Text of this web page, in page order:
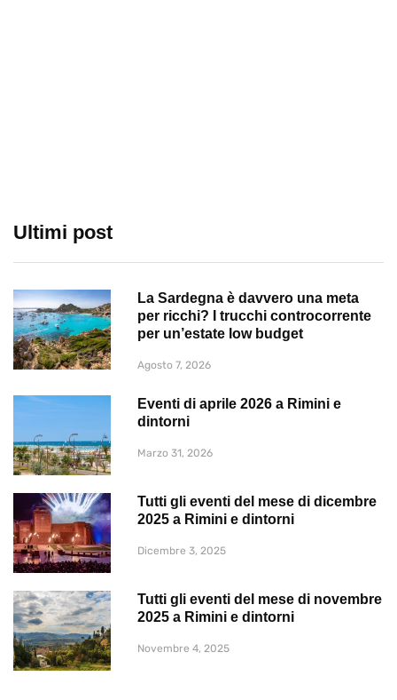
Ultimi post
La Sardegna è davvero una meta
per ricchi? I trucchi controcorrente
per un’estate low budget
Agosto 7, 2026
Eventi di aprile 2026 a Rimini e
dintorni
Marzo 31, 2026
Tutti gli eventi del mese di dicembre
2025 a Rimini e dintorni
Dicembre 3, 2025
Tutti gli eventi del mese di novembre
2025 a Rimini e dintorni
Novembre 4, 2025